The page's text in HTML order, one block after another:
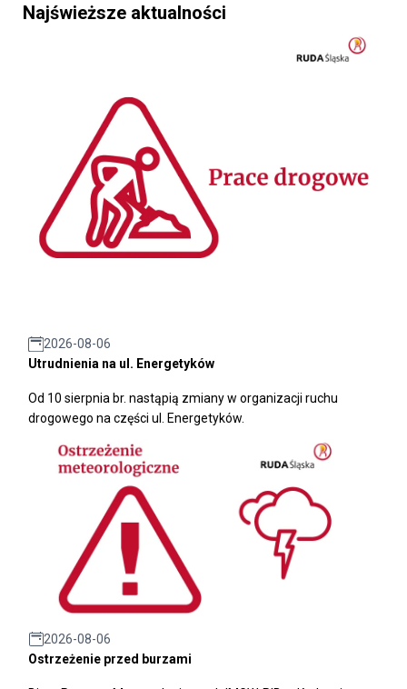
Najświeższe aktualności
2026-08-06
Utrudnienia na ul. Energetyków
Od 10 sierpnia br. nastąpią zmiany w organizacji ruchu
drogowego na części ul. Energetyków.
2026-08-06
Ostrzeżenie przed burzami